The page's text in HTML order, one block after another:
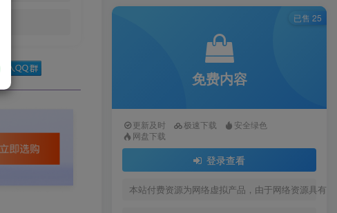
免费内容
更新及时 极速下载
安全绿色
网盘下载
登录查看
本站付费资源为网络虚拟产品，由于网络资源具有
已售 25